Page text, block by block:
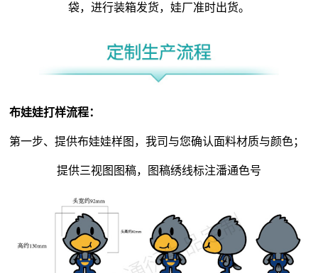
袋，进行装箱发货，娃厂准时出货。
布娃娃打样流程：
第一步、提供布娃娃样图，我司与您确认面料材质与颜色；
提供三视图图稿，图稿绣线标注潘通色号